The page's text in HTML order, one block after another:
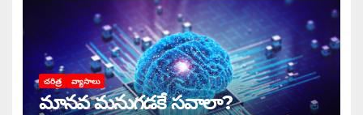
చరిత్ర వ్యాసాలు
మానవ మనుగడకే సవాలా?